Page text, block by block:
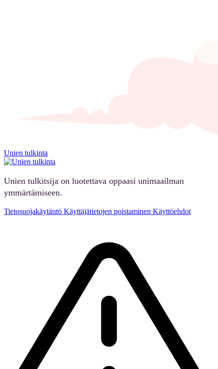
Unien tulkinta
Unien tulkitsija on luotettava oppaasi unimaailman
ymmärtämiseen.
Tietosuojakäytäntö Käyttäjätietojen poistaminen Käyttöehdot